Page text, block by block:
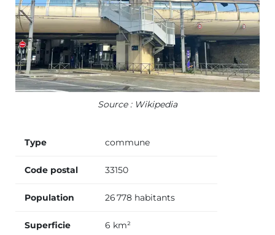
Source : Wikipedia
Type commune
Code postal 33150
Population 26 778 habitants
Superficie 6 km²